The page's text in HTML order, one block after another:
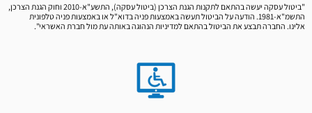
"ביטול עסקה יעשה בהתאם לתקנות הגנת הצרכן (ביטול עסקה), התשע"א-2010 וחוק הגנת הצרכן,
התשמ"א-1981. הודעה על הביטול תעשה באמצעות פניה בדוא"ל או באמצעות פניה טלפונית
אלינו. החברה תבצע את הביטול בהתאם למדיניות הנהוגה באותה עת מול חברת האשראי".